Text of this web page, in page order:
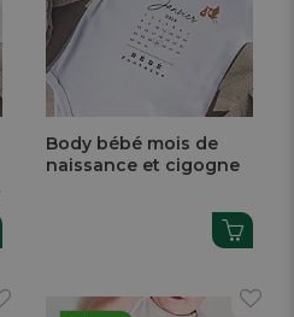
Body bébé mois de
naissance et cigogne